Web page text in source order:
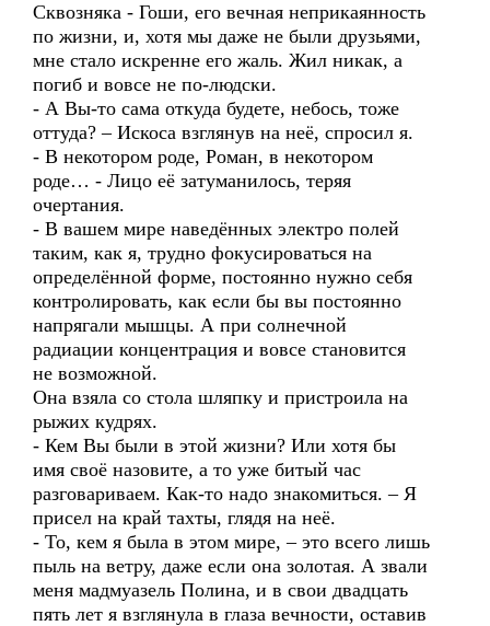
Сквозняка - Гоши, его вечная неприкаянность
по жизни, и, хотя мы даже не были друзьями,
мне стало искренне его жаль. Жил никак, а
погиб и вовсе не по-людски.
- А Вы-то сама откуда будете, небось, тоже
оттуда? – Искоса взглянув на неё, спросил я.
- В некотором роде, Роман, в некотором
роде… - Лицо её затуманилось, теряя
очертания.
- В вашем мире наведённых электро полей
таким, как я, трудно фокусироваться на
определённой форме, постоянно нужно себя
контролировать, как если бы вы постоянно
напрягали мышцы. А при солнечной
радиации концентрация и вовсе становится
не возможной.
Она взяла со стола шляпку и пристроила на
рыжих кудрях.
- Кем Вы были в этой жизни? Или хотя бы
имя своё назовите, а то уже битый час
разговариваем. Как-то надо знакомиться. – Я
присел на край тахты, глядя на неё.
- То, кем я была в этом мире, – это всего лишь
пыль на ветру, даже если она золотая. А звали
меня мадмуазель Полина, и в свои двадцать
пять лет я взглянула в глаза вечности, оставив